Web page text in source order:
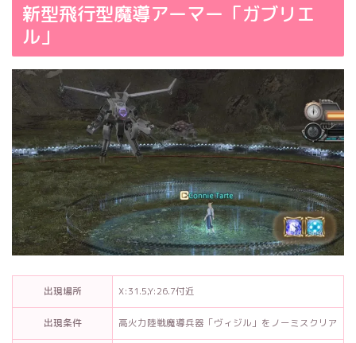
新型飛行型魔導アーマー「ガブリエ
ル」
出現場所 X:31.5,Y:26.7付近
出現条件 高火力陸戦魔導兵器「ヴィジル」をノーミスクリア